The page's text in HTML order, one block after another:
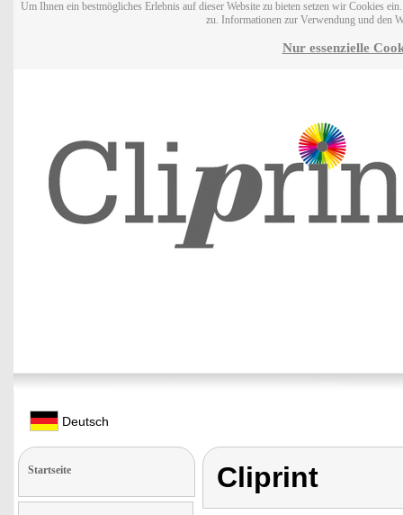
Um Ihnen ein bestmögliches Erlebnis auf dieser Website zu bieten setzen wir Cookies
zu. Informationen zur Verwendung und den
Nur essenzielle
Deutsch
Startseite Cliprint